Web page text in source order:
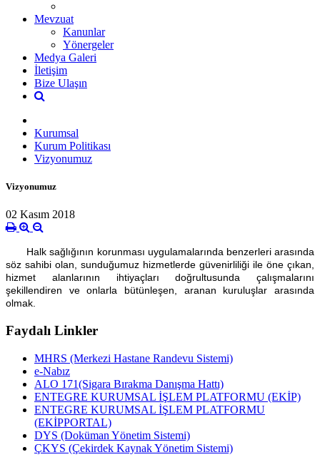
Mevzuat
Kanunlar
Yönergeler
Medya Galeri
İletişim
Bize Ulaşın
Kurumsal
Kurum Politikası
Vizyonumuz
Vizyonumuz
02 Kasım 2018
Halk sağlığının korunması uygulamalarında benzerleri arasında
söz sahibi olan, sunduğumuz hizmetlerde güvenirliliği ile öne çıkan,
hizmet alanlarının ihtiyaçları doğrultusunda çalışmalarını
şekillendiren ve onlarla bütünleşen, aranan kuruluşlar arasında
olmak.
Faydalı Linkler
MHRS (Merkezi Hastane Randevu Sistemi)
e-Nabız
ALO 171(Sigara Bırakma Danışma Hattı)
ENTEGRE KURUMSAL İŞLEM PLATFORMU (EKİP)
ENTEGRE KURUMSAL İŞLEM PLATFORMU
(EKİPPORTAL)
DYS (Doküman Yönetim Sistemi)
ÇKYS (Çekirdek Kaynak Yönetim Sistemi)